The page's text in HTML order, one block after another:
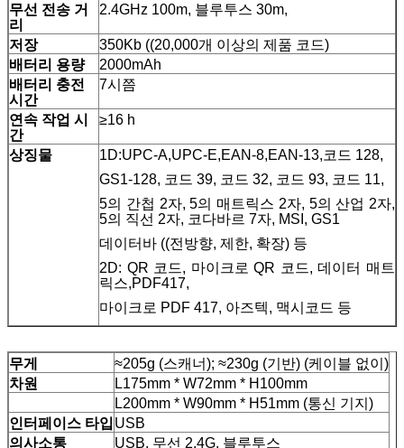
무선 전송 거
리
2.4GHz 100m, 블루투스 30m,
저장
350Kb ((20,000개 이상의 제품 코드)
배터리 용량
2000mAh
배터리 충전
시간
7시쯤
연속 작업 시
간
≥16 h
상징물
1D:UPC-A,UPC-E,EAN-8,EAN-13,코드 128,
GS1-128, 코드 39, 코드 32, 코드 93, 코드 11,
5의 간첩 2자, 5의 매트릭스 2자, 5의 산업 2자,
5의 직선 2자, 코다바르 7자, MSI, GS1
데이터바 ((전방향, 제한, 확장) 등
2D: QR 코드, 마이크로 QR 코드, 데이터 매트
릭스,PDF417,
마이크로 PDF 417, 아즈텍, 맥시코드 등
무게
≈205g (스캐너); ≈230g (기반) (케이블 없이)
차원
L175mm * W72mm * H100mm
L200mm * W90mm * H51mm (통신 기지)
인터페이스 타입 USB
의사소통
USB, 무선 2.4G, 블루투스